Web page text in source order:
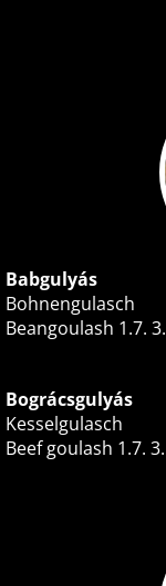
Babgulyás
Bohnengulasch
Beangoulash 1.7. 3.
Bográcsgulyás
Kesselgulasch
Beef goulash 1.7. 3.